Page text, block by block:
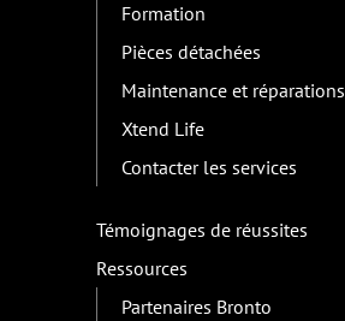
Formation
Pièces détachées
Maintenance et réparations
Xtend Life
Contacter les services
Témoignages de réussites
Ressources
Partenaires Bronto